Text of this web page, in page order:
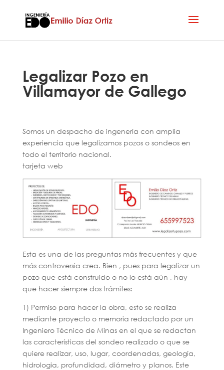
Legalizar Pozo en
Villamayor de Gallego
Somos un despacho de ingenería con amplia
experiencia que legalizamos pozos o sondeos en
todo el territorio nacional.
tarjeta web
Esta es una de las preguntas más frecuentes y que
más controversia crea. Bien , pues para legalizar un
pozo que está construido o no lo está aún , hay
que hacer siempre dos trámites:
1) Permiso para hacer la obra, esto se realiza
mediante proyecto o memoria redactado por un
Ingeniero Técnico de Minas en el que se redactan
las características del sondeo realizado o que se
quiere realizar, uso, lugar, coordenadas, geología,
hidrologia, profundidad, diámetro y planos. Este